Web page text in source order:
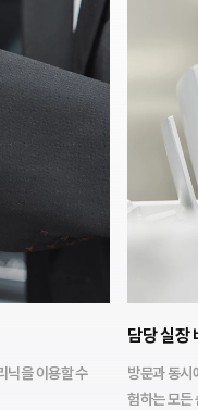
닉을 이용할 수
담당 실장
방문과 동시
험하는 모든